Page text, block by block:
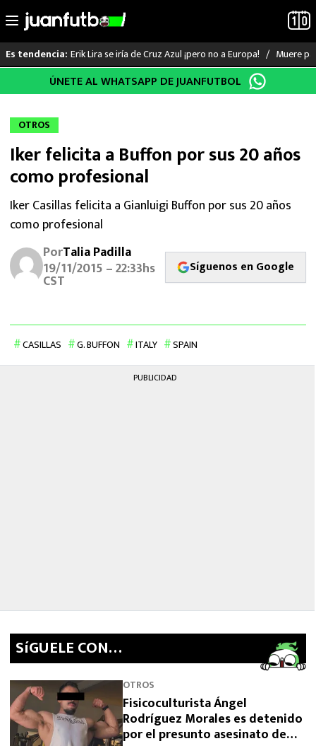
al
Es tendencia: Erik Lira se iría de Cruz Azul ¡pero no a Europa! Muere
LO ÚLTIMO
LIGA MX
RAYADOS
ATLANTE
SELECCIÓN MEXICANA
MEXICANOS EN EL EXTRANJERO
FUTBOL ESTUFA
ÚNETE AL WHATSAPP DE JUANFUTBOL
OTROS
Iker felicita a Buffon por sus 20 años
como profesional
Iker Casillas felicita a Gianluigi Buffon por sus 20 años
como profesional
PorTalia Padilla
19/11/2015 – 22:33hs
CST
Síguenos en Google
CASILLAS G. BUFFON ITALY SPAIN
PUBLICIDAD
SíGUELE CON…
OTROS
Fisicoculturista Ángel
Rodríguez Morales es detenido
por el presunto asesinato de